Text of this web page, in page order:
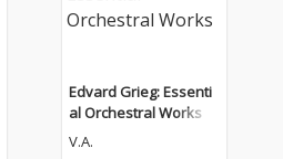
Edvard Grieg: Essenti
al Orchestral Works
V.A.